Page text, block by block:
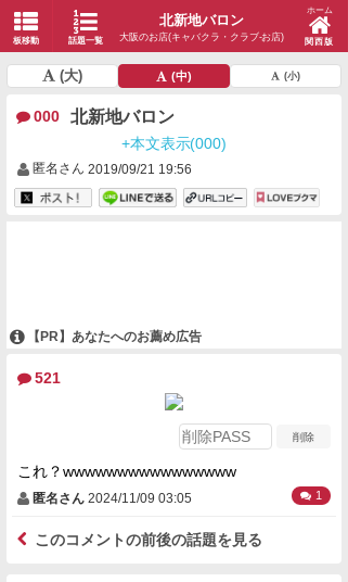
板移動 話題一覧
北新地バロン
大阪のお店(キャバクラ・クラブ-お店)
ホーム
関西版
(大) (中) (小)
000 北新地バロン
+本文表示(000)
匿名さん 2019/09/21 19:56
【PR】あなたへのお薦め広告
521
これ？wwwwwwwwwwwwwwww
匿名さん 2024/11/09 03:05 1
このコメントの前後の話題を見る